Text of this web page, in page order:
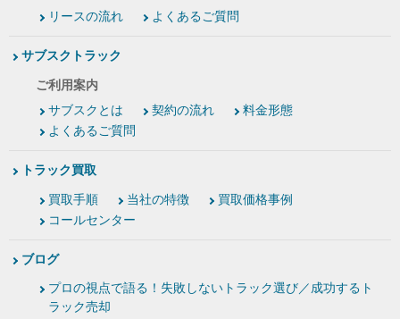
リースの流れ
よくあるご質問
サブスクトラック
ご利用案内
サブスクとは
契約の流れ
料金形態
よくあるご質問
トラック買取
買取手順 当社の特徴
買取価格事例
コールセンター
ブログ
プロの視点で語る！失敗しないトラック選び／成功するト
ラック売却